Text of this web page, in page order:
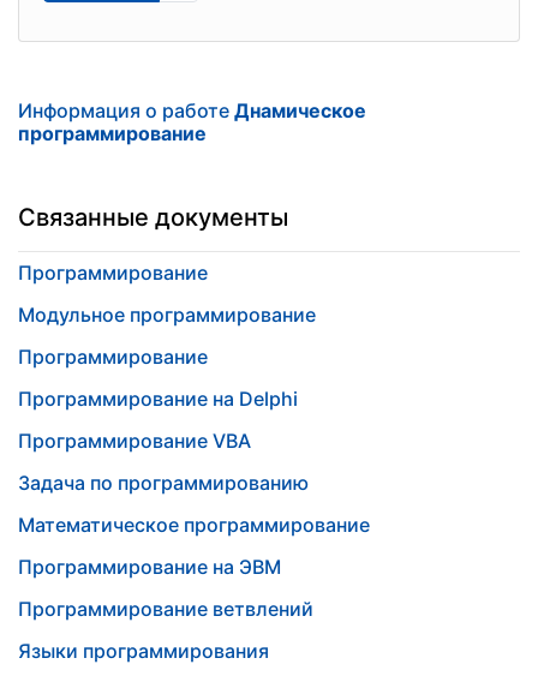
Информация о работе Днамическое
программирование
Связанные документы
Программирование
Модульное программирование
Программирование
Программирование на Delphi
Программирование VBA
Задача по программированию
Математическое программирование
Программирование на ЭВМ
Программирование ветвлений
Языки программирования